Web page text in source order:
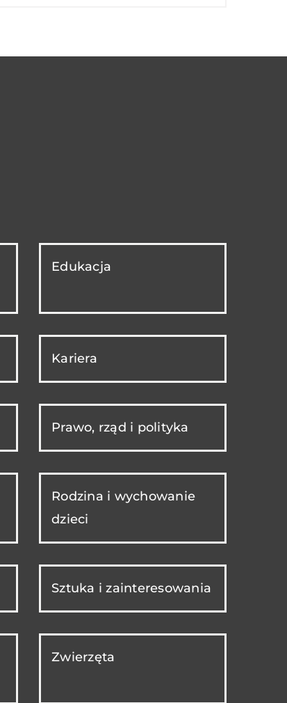
Edukacja
Kariera
Prawo, rząd i polityka
Rodzina i wychowanie
dzieci
Sztuka i zainteresowania
Zwierzęta